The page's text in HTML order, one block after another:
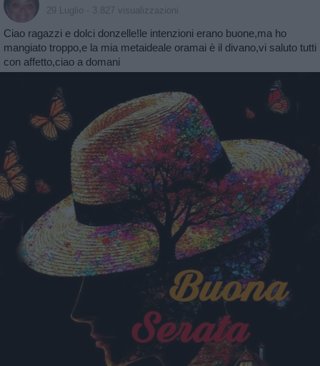
29 Luglio - 3.827 visualizzazioni
Ciao ragazzi e dolci donzelle!le intenzioni erano buone,ma ho
mangiato troppo,e la mia metaideale oramai è il divano,vi saluto tutti
con affetto,ciao a domani